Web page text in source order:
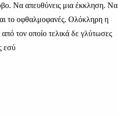
Να απευθύνεις μια έκκληση. Να
το οφθαλμοφανές. Ολόκληρη η
τον οποίο τελικά δε γλύτωσες
εσύ